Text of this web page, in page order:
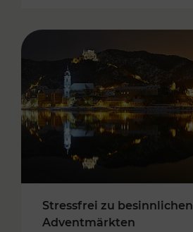
Stressfrei zu besinnlichen
Adventmärkten